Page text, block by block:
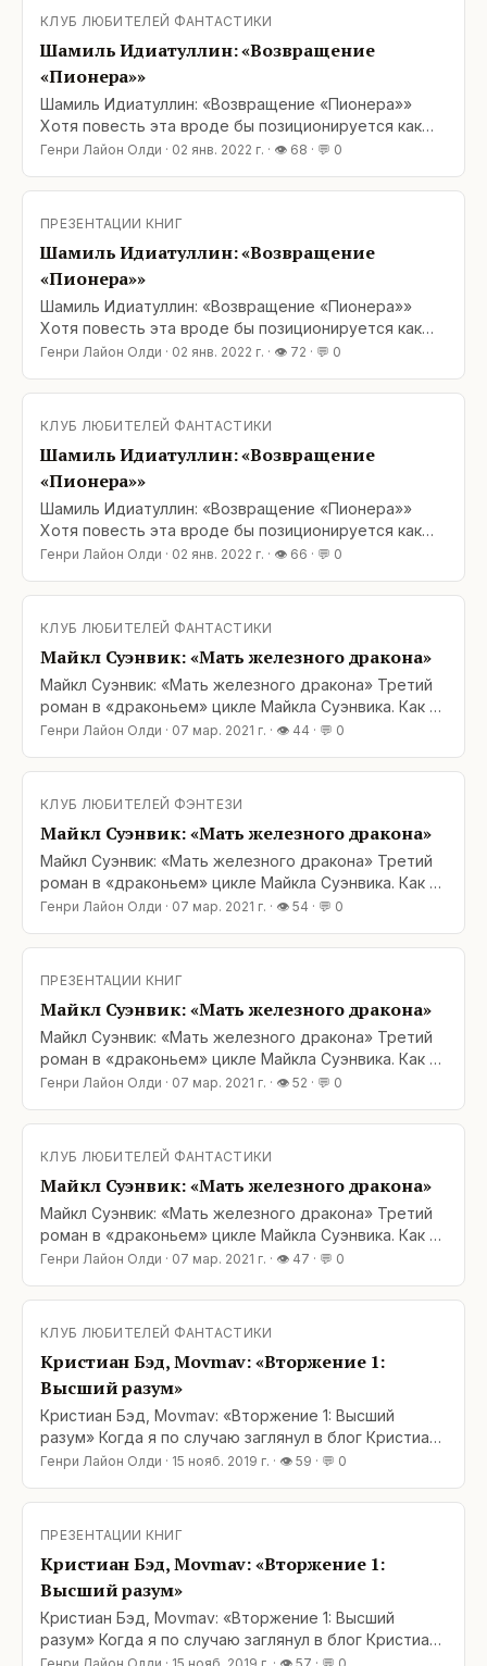
традиции. Герой совершит ряд подозрительных
подвигов, странствуя от храмов Лидии до
асфоделей Аида;
КЛУБ ЛЮБИТЕЛЕЙ ФАНТАСТИКИ
Шамиль Идиатуллин: «Возвращение
«Пионера»»
Шамиль Идиатуллин: «Возвращение «Пионера»»
Хотя повесть эта вроде бы позиционируется как
детская / подростковая, я – давно уже не ребенок
удовольствием. Так что, думаю, повесть Шамиля
всех
Генри Лайон Олди · 02 янв. 2022 г. · 👁 68 · 💬 0
ПРЕЗЕНТАЦИИ КНИГ
Шамиль Идиатуллин: «Возвращение
«Пионера»»
Шамиль Идиатуллин: «Возвращение «Пионера»»
Хотя повесть эта вроде бы позиционируется как
детская / подростковая, я – давно уже не ребенок
удовольствием. Так что, думаю, повесть Шамиля
Идиатуллина «Возвращение «Пионера»» – она «для
всех
Генри Лайон Олди · 02 янв. 2022 г. · 👁 72 · 💬 0
КЛУБ ЛЮБИТЕЛЕЙ ФАНТАСТИКИ
Шамиль Идиатуллин: «Возвращение
«Пионера»»
Шамиль Идиатуллин: «Возвращение «Пионера»»
Хотя повесть эта вроде бы позиционируется как
детская / подростковая, я – давно уже не ребенок
удовольствием. Так что, думаю, повесть Шамиля
Идиатуллина «Возвращение «Пионера»» – она «для
всех
Генри Лайон Олди · 02 янв. 2022 г. · 👁 66 · 💬 0
КЛУБ ЛЮБИТЕЛЕЙ ФАНТАСТИКИ
Майкл Суэнвик: «Мать железного дракона»
Майкл Суэнвик: «Мать железного дракона» Третий
роман в «драконьем» цикле Майкла Суэнвика. Как и
предыдущие книги: «Дочь железного дракона» и
читать отдельно от остальных. Книги объединяют
общее мироздание и некоторые второстепенные
персонажи, но при
Генри Лайон Олди · 07 мар. 2021 г. · 👁 44 · 💬 0
КЛУБ ЛЮБИТЕЛЕЙ ФЭНТЕЗИ
Майкл Суэнвик: «Мать железного дракона»
Майкл Суэнвик: «Мать железного дракона» Третий
роман в «драконьем» цикле Майкла Суэнвика. Как и
предыдущие книги: «Дочь железного дракона» и
читать отдельно от остальных. Книги объединяют
персонажи, но при
Генри Лайон Олди · 07 мар. 2021 г. · 👁 54 · 💬 0
ПРЕЗЕНТАЦИИ КНИГ
Майкл Суэнвик: «Мать железного дракона»
Майкл Суэнвик: «Мать железного дракона» Третий
роман в «драконьем» цикле Майкла Суэнвика. Как и
предыдущие книги: «Дочь железного дракона» и
читать отдельно от остальных. Книги объединяют
общее мироздание и некоторые второстепенные
персонажи, но при
Генри Лайон Олди · 07 мар. 2021 г. · 👁 52 · 💬 0
КЛУБ ЛЮБИТЕЛЕЙ ФАНТАСТИКИ
Майкл Суэнвик: «Мать железного дракона»
Майкл Суэнвик: «Мать железного дракона» Третий
роман в «драконьем» цикле Майкла Суэнвика. Как и
предыдущие книги: «Дочь железного дракона» и
читать отдельно от остальных. Книги объединяют
общее мироздание и некоторые второстепенные
персонажи, но при
Генри Лайон Олди · 07 мар. 2021 г. · 👁 47 · 💬 0
КЛУБ ЛЮБИТЕЛЕЙ ФАНТАСТИКИ
Кристиан Бэд, Movmav: «Вторжение 1:
Высший разум»
Кристиан Бэд, Movmav: «Вторжение 1: Высший
разум» Когда я по случаю заглянул в блог Кристиана
Бэда на Author.Today, мне бросились в глаза
сражаться с высшим разумом будут дети и
Если взрослые – это будет уже
суперфантастический
Генри Лайон Олди · 15 нояб. 2019 г. · 👁 59 · 💬 0
ПРЕЗЕНТАЦИИ КНИГ
Кристиан Бэд, Movmav: «Вторжение 1:
Высший разум»
Кристиан Бэд, Movmav: «Вторжение 1: Высший
разум» Когда я по случаю заглянул в блог Кристиана
Бэда на Author.Today, мне бросились в глаза